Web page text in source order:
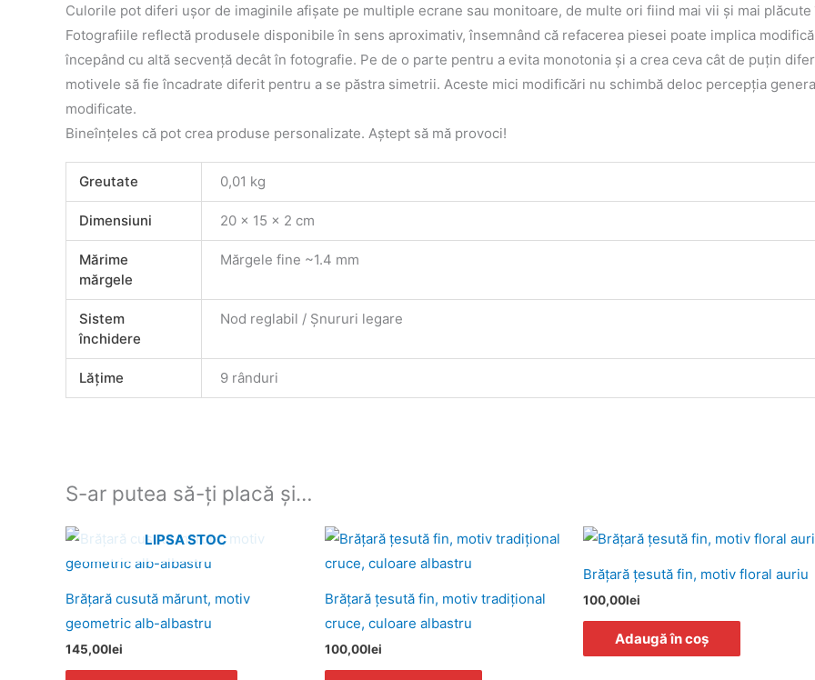
Culorile pot diferi uşor de imaginile afişate pe multiple ecrane sau monitoare, de multe ori fiind mai vii şi mai plăcute
Fotografiile reflectă produsele disponibile în sens aproximativ, însemnând că refacerea piesei poate implica
începând cu altă secvenţă decât în fotografie. Pe de o parte pentru a evita monotonia şi a crea ceva cât de puţin
motivele să fie încadrate diferit pentru a se păstra simetrii. Aceste mici modificări nu schimbă deloc percepţia
modificate.
Bineînţeles că pot crea produse personalizate. Aştept să mă provoci!
Greutate 0,01 kg
Dimensiuni 20 × 15 × 2 cm
Mărime
mărgele
Mărgele fine ~1.4 mm
Sistem
închidere
Nod reglabil / Șnururi legare
Lăţime 9 rânduri
S-ar putea să-ți placă și…
LIPSA STOC
Brăţară cusută mărunt, motiv
geometric alb-albastru
145,00lei
Brăţară ţesută fin, motiv tradiţional
cruce, culoare albastru
100,00lei
Brăţară ţesută fin, motiv floral auriu
100,00lei
Adaugă în coș